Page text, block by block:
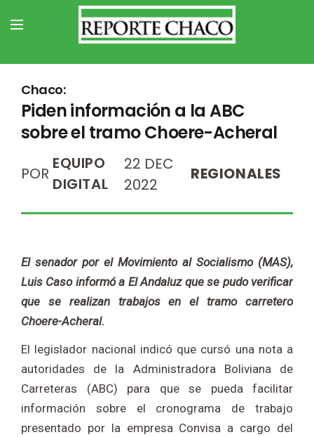
Chaco:
Piden información a la ABC
sobre el tramo Choere-Acheral
POR
EQUIPO
DIGITAL
22 DEC
2022
REGIONALES
El senador por el Movimiento al Socialismo (MAS),
Luis Caso informó a El Andaluz que se pudo verificar
que se realizan trabajos en el tramo carretero
Choere-Acheral.
El legislador nacional indicó que cursó una nota a
autoridades de la Administradora Boliviana de
Carreteras (ABC) para que se pueda facilitar
información sobre el cronograma de trabajo
presentado por la empresa Convisa a cargo del